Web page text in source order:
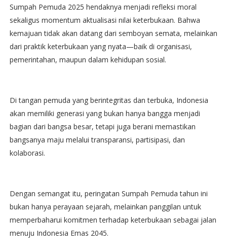
Sumpah Pemuda 2025 hendaknya menjadi refleksi moral
sekaligus momentum aktualisasi nilai keterbukaan. Bahwa
kemajuan tidak akan datang dari semboyan semata, melainkan
dari praktik keterbukaan yang nyata—baik di organisasi,
pemerintahan, maupun dalam kehidupan sosial.
Di tangan pemuda yang berintegritas dan terbuka, Indonesia
akan memiliki generasi yang bukan hanya bangga menjadi
bagian dari bangsa besar, tetapi juga berani memastikan
bangsanya maju melalui transparansi, partisipasi, dan
kolaborasi.
Dengan semangat itu, peringatan Sumpah Pemuda tahun ini
bukan hanya perayaan sejarah, melainkan panggilan untuk
memperbaharui komitmen terhadap keterbukaan sebagai jalan
menuju Indonesia Emas 2045.